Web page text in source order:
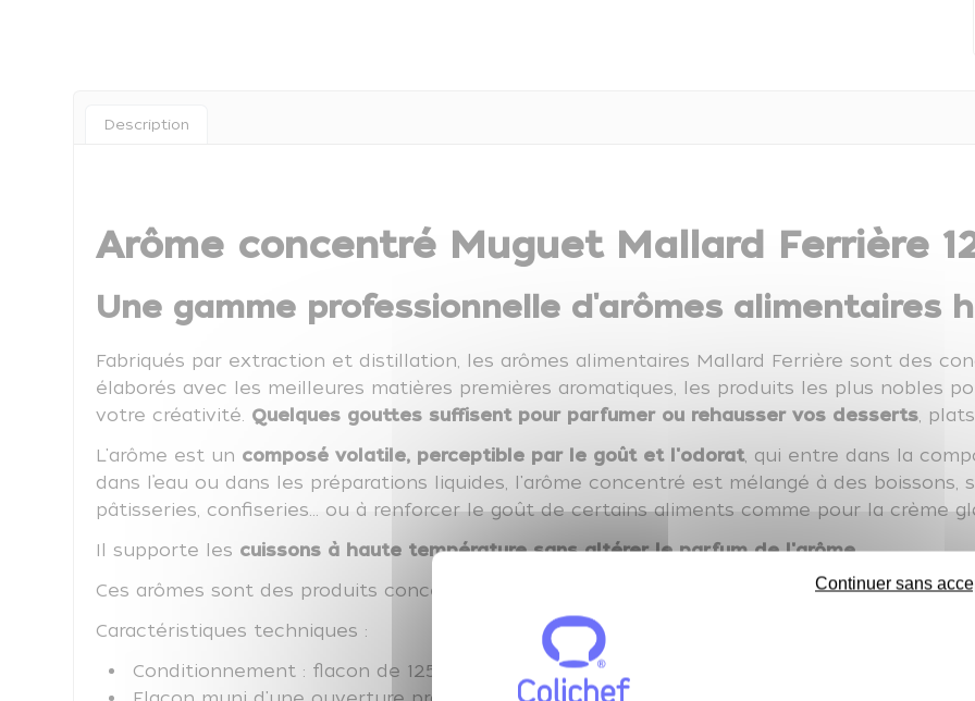
Continuer sans
Description
Arôme concentré Muguet Mallard Ferrière
Une gamme professionnelle d'arômes alimentaires
Fabriqués par extraction et distillation, les arômes alimentaires Mallard Ferrière sont des
élaborés avec les meilleures matières premières aromatiques, les produits les plus nobles
votre créativité. Quelques gouttes suffisent pour parfumer ou rehausser vos desserts ,
L'arôme est un composé volatile, perceptible par le goût et l'odorat, qui entre dans la
dans l’eau ou dans les préparations liquides, l'arôme concentré est mélangé à des boissons,
pâtisseries, confiseries… ou à renforcer le goût de certains aliments comme pour la crème
Il supporte les cuissons à haute température sans altérer le parfum de l'arôme.
Ces arômes sont des produits concentrés, nous vous conseillons de débuter par un dosage
Caractéristiques techniques :
Conditionnement : flacon de 125 ml.